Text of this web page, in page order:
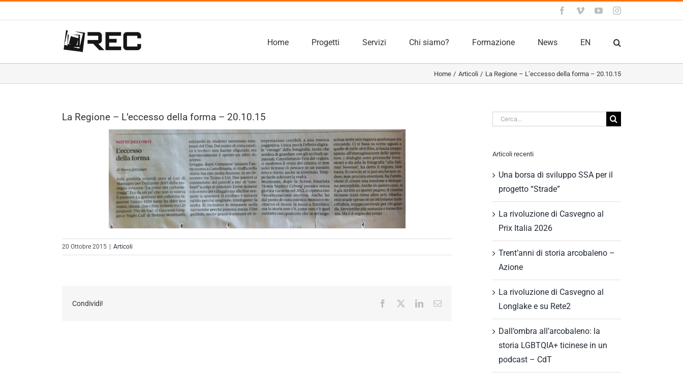
al
Facebook
VimeoYouTubeInstagram
Home Progetti Servizi Chi siamo? Formazione News EN
Home Articoli La Regione – L’eccesso della forma – 20.10.15
La Regione – L’eccesso della forma – 20.10.15
20 Ottobre 2015 Articoli
Condividi! Facebook LinkedInEmail
Cerca
Articoli recenti
Una borsa di sviluppo SSA per il
progetto “Strade”
La rivoluzione di Casvegno al
Prix Italia 2026
Trent’anni di storia arcobaleno –
Azione
La rivoluzione di Casvegno al
Longlake e su Rete2
Dall’ombra all’arcobaleno: la
storia LGBTQIA+ ticinese in un
podcast – CdT